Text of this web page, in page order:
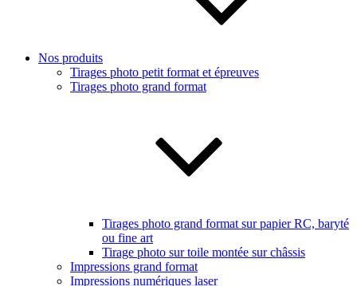
Nos produits
Tirages photo petit format et épreuves
Tirages photo grand format
Tirages photo grand format sur papier RC, baryté
ou fine art
Tirage photo sur toile montée sur châssis
Impressions grand format
Impressions numériques laser